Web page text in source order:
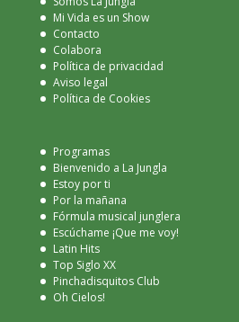
Mi Vida es un Show
Contacto
Colabora
Política de privacidad
Aviso legal
Política de Cookies
Programas
Bienvenido a La Jungla
Estoy por ti
Por la mañana
Fórmula musical junglera
Escúchame ¡Que me voy!
Latin Hits
Top Siglo XX
Pinchadisquitos Club
Oh Cielos!